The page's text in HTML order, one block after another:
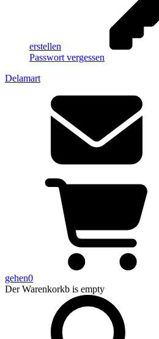
erstellen
Passwort vergessen
Delamart
gehen0
Der Warenkorkb is empty